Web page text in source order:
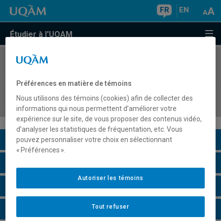
FR EN
Étudier à l'UQAM
COURS//
d'enseignement : Appropriation de l'acte
d'enseigner au secondaire
Description du cours
Horaire - Automne 2026
Préférences en matière de témoins
Nous utilisons des témoins (cookies) afin de collecter des
informations qui nous permettent d’améliorer votre
expérience sur le site, de vous proposer des contenus vidéo,
d’analyser les statistiques de fréquentation, etc. Vous
pouvez personnaliser votre choix en sélectionnant
« Préférences ».
Tout refuser
Autoriser les témoins